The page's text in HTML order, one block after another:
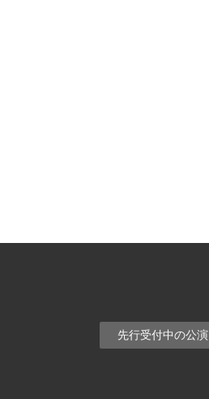
先行受付中の公演